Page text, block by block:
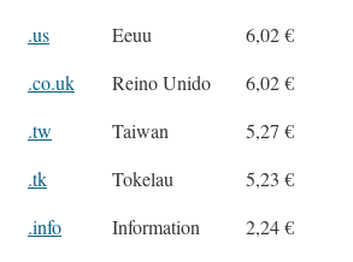
.us
Eeuu
6,02 €
.co.uk
Reino Unido
6,02 €
.tw
Taiwan
5,27 €
.tk
Tokelau
5,23 €
.info
Information 2,24 €